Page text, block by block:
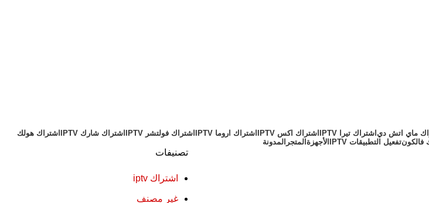
ماي اتش دي اشتراك تيرا IPTV اشتراك اكس IPTV اشتراك اروما IPTV اشتراك فولتشر IPTV اشتراك شارك IPTV
اشتراك هولك
فالكونتفعيل التطبيقات IPTV الأجهزة المتجر المدونة
تصنيفات
اشتراك iptv
غير مصنف